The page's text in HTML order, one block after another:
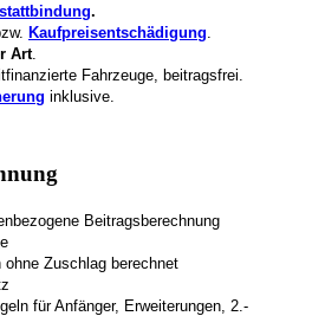
.
Kaufpreisentschädigung
Art.
Fahrzeuge, beitragsfrei.
inklusive.
Beitragsberechnung
Zuschlag berechnet
für Anfänger, Erweiterungen, 2.-